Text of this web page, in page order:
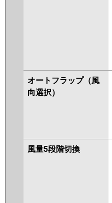
オートフラップ（風
向選択）
風量5段階切換